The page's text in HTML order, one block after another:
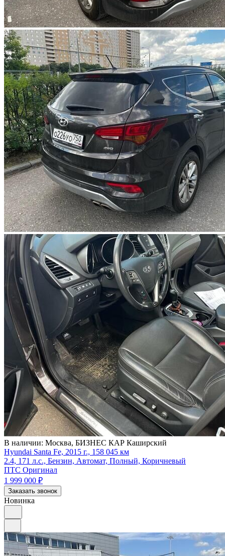
В наличии: Москва, БИЗНЕС КАР Каширский
Hyundai Santa Fe, 2015 г., 158 045 км
2.4, 171 л.с., Бензин, Автомат, Полный, Коричневый
ПТС Оригинал
1 999 000 ₽
Заказать звонок
Новинка